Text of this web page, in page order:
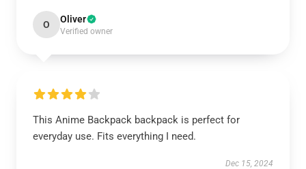
O Oliver
Verified owner
This Anime Backpack backpack is perfect for
everyday use. Fits everything I need.
Dec 15, 2024